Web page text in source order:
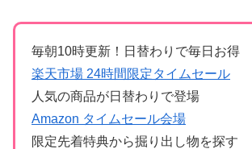
毎朝10時更新！日替わりで毎日お得
楽天市場 24時間限定タイムセール
人気の商品が日替わりで登場
Amazon タイムセール会場
限定先着特典から掘り出し物を探す